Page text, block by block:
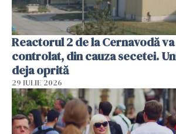
Reactorul 2 de la Cernavodă
controlat, din cauza secetei.
deja oprită
29 IULIE 2026